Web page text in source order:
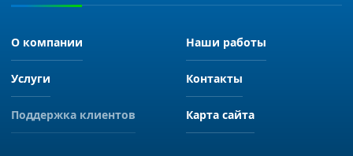
О компании Наши работы
Услуги Контакты
Поддержка клиентов Карта сайта